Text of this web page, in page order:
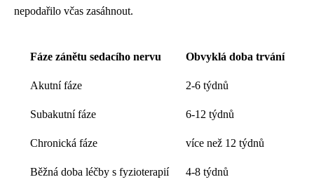
nepodařilo včas zasáhnout.
Fáze zánětu sedacího nervu Obvyklá doba trvání
Akutní fáze 2-6 týdnů
Subakutní fáze 6-12 týdnů
Chronická fáze více než 12 týdnů
Běžná doba léčby s fyzioterapií 4-8 týdnů